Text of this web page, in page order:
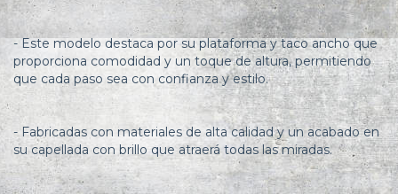
- Este modelo destaca por su plataforma y taco ancho que
proporciona comodidad y un toque de altura, permitiendo
que cada paso sea con confianza y estilo.
- Fabricadas con materiales de alta calidad y un acabado en
su capellada con brillo que atraerá todas las miradas.